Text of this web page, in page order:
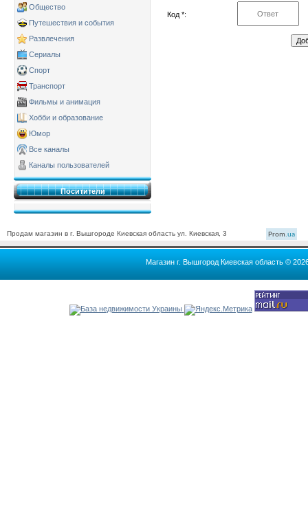
Общество
Путешествия и события
Развлечения
Сериалы
Спорт
Транспорт
Фильмы и анимация
Хобби и образование
Юмор
Все каналы
Каналы пользователей
Поситители
Код *:
Продам магазин в г. Вышгороде Киевская область ул. Киевская, 3 Prom.ua
Магазин г. Вышгород Киевская область ©